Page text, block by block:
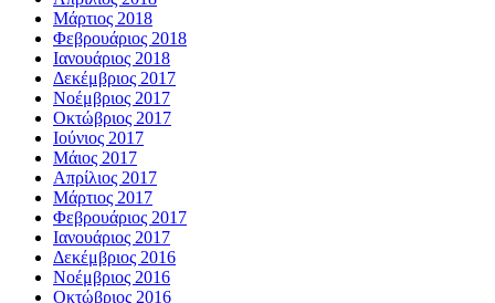
Μάρτιος 2018
Φεβρουάριος 2018
Ιανουάριος 2018
Δεκέμβριος 2017
Νοέμβριος 2017
Οκτώβριος 2017
Ιούνιος 2017
Μάιος 2017
Απρίλιος 2017
Μάρτιος 2017
Φεβρουάριος 2017
Ιανουάριος 2017
Δεκέμβριος 2016
Νοέμβριος 2016
Οκτώβριος 2016